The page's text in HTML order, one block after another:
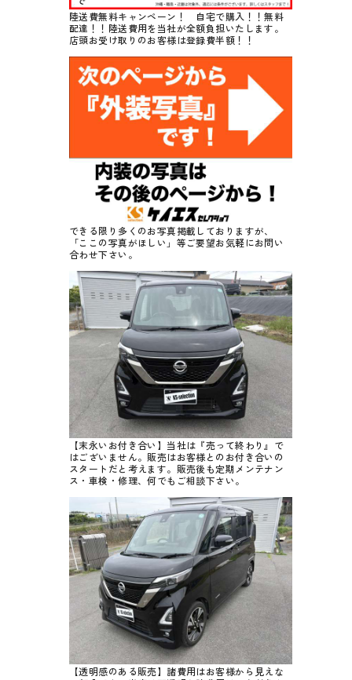
陸送費無料キャンペーン！ 自宅で購入！！無料
配達！！陸送費用を当社が全額負担いたします。
店頭お受け取りのお客様は登録費半額！！
できる限り多くのお写真掲載しておりますが、
「ここの写真がほしい」等ご要望お気軽にお問い
合わせ下さい。
【末永いお付き合い】当社は『売って終わり』で
はございません。販売はお客様とのお付き合いの
スタートだと考えます。販売後も定期メンテナン
ス・車検・修理、何でもご相談下さい。
【透明感のある販売】諸費用はお客様から見えな